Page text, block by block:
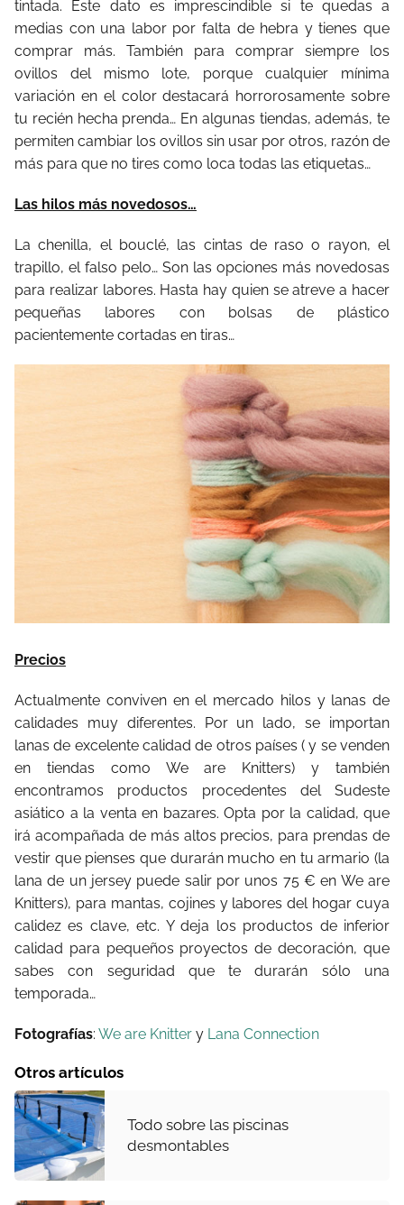
tintada. Este dato es imprescindible si te quedas a
medias con una labor por falta de hebra y tienes que
comprar más. También para comprar siempre los
ovillos del mismo lote, porque cualquier mínima
variación en el color destacará horrorosamente sobre
tu recién hecha prenda… En algunas tiendas, además, te
permiten cambiar los ovillos sin usar por otros, razón de
más para que no tires como loca todas las etiquetas…
Las hilos más novedosos…
La chenilla, el bouclé, las cintas de raso o rayon, el
trapillo, el falso pelo… Son las opciones más novedosas
para realizar labores. Hasta hay quien se atreve a hacer
pequeñas labores con bolsas de plástico
pacientemente cortadas en tiras…
Precios
Actualmente conviven en el mercado hilos y lanas de
calidades muy diferentes. Por un lado, se importan
lanas de excelente calidad de otros países ( y se venden
en tiendas como We are Knitters) y también
encontramos productos procedentes del Sudeste
asiático a la venta en bazares. Opta por la calidad, que
irá acompañada de más altos precios, para prendas de
vestir que pienses que durarán mucho en tu armario (la
lana de un jersey puede salir por unos 75 € en We are
Knitters), para mantas, cojines y labores del hogar cuya
calidez es clave, etc. Y deja los productos de inferior
calidad para pequeños proyectos de decoración, que
sabes con seguridad que te durarán sólo una
temporada…
Fotografías: We are Knitter y Lana Connection
Otros artículos
Todo sobre las piscinas
desmontables